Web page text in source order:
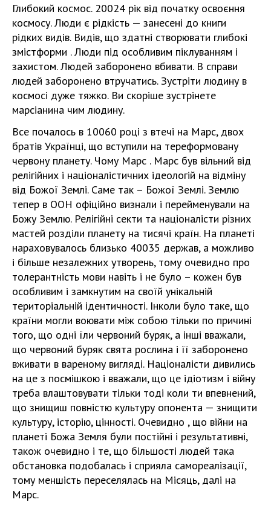
Глибокий космос. 20024 рік від початку освоєння
космосу. Люди є рідкість — занесені до книги
рідких видів. Видів, що здатні створювати глибокі
змістформи . Люди під особливим піклуванням і
захистом. Людей заборонено вбивати. В справи
людей заборонено втручатись. Зустріти людину в
космосі дуже тяжко. Ви скоріше зустрінете
марсіанина чим людину.
Все почалось в 10060 році з втечі на Марс, двох
братів Українці, що вступили на тереформовану
червону планету. Чому Марс . Марс був вільний від
релігійних і націоналістичних ідеологій на відміну
від Божої Землі. Саме так – Божої Землі. Землю
тепер в ООН офіційно визнали і перейменували на
Божу Землю. Релігійні секти та націоналісти різних
мастей розділи планету на тисячі країн. На планеті
нараховувалось близько 40035 держав, а можливо
і більше незалежних утворень, тому очевидно про
толерантність мови навіть і не було – кожен був
особливим і замкнутим на своїй унікальній
територіальній ідентичності. Інколи було таке, що
країни могли воювати між собою тільки по причині
того, що одні їли червоний буряк, а інші вважали,
що червоний буряк свята рослина і її заборонено
вживати в вареному вигляді. Націоналісти дивились
на це з посмішкою і вважали, що це ідіотизм і війну
треба влаштовувати тільки тоді коли ти впевнений,
що знищиш повністю культуру опонента — знищити
культуру, історію, цінності. Очевидно , що війни на
планеті Божа Земля були постійні і результативні,
також очевидно і те, що більшості людей така
обстановка подобалась і сприяла самореалізації,
тому меншість переселялась на Місяць, далі на
Марс.